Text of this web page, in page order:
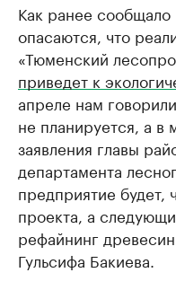
Как ранее
опасаются, что
«Тюменский
приведет к
апреле нам
не планируется, а
заявления главы
департамента
предприятие будет,
проекта, а
рефайнинг
Гульсифа Бакиева.